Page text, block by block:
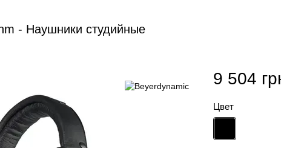
- Наушники студийные
9 504
Цвет